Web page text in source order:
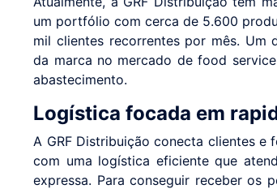
um portfólio com cerca de 5.600
mil clientes recorrentes por mês. Um
da marca no mercado de food
abastecimento.
Logística focada em
A GRF Distribuição conecta clientes
com uma logística eficiente que
expressa. Para conseguir receber os